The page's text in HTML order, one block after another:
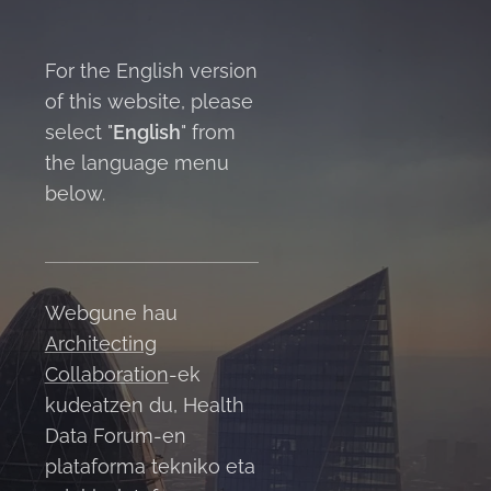
For the English version
of this website, please
select "English" from
the language menu
below.
Webgune hau
Architecting
Collaboration-ek
kudeatzen du, Health
Data Forum-en
plataforma tekniko eta